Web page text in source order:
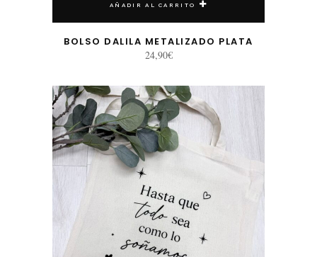
AÑADIR AL CARRITO
BOLSO DALILA METALIZADO PLATA
24,90€